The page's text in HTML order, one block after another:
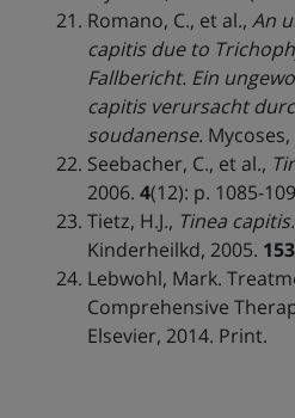
Romano, C., et al., An
capitis due to
Fallbericht. Ein
capitis verursacht
soudanense. Mycoses,
Seebacher, C., et al.,
2006. 4(12): p. 1085-
Tietz, H.J., Tinea capitis.
Kinderheilkd, 2005. 153
Lebwohl, Mark.
Comprehensive
Elsevier, 2014. Print.